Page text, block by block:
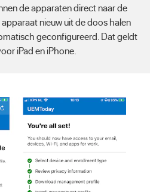
de apparaten direct naar de
nieuw uit de doos halen
geconfigureerd. Dat geldt
iPad en iPhone.